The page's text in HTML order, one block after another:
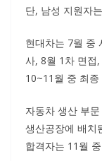
단, 남성 지원자
현대차는 7월 중
사, 8월 1차 면접
10~11월 중 최
자동차 생산 부
생산공장에 배치
합격자는 11월